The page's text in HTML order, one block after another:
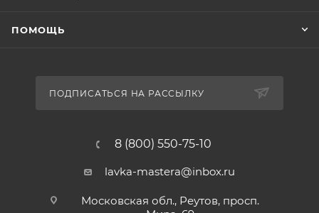
ПОМОЩЬ
ПОДПИСАТЬСЯ НА РАССЫЛКУ
8 (800) 550-75-10
lavka-mastera@inbox.ru
Московская обл., Реутов, просп.